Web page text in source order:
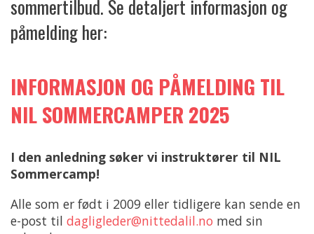
sommertilbud. Se detaljert informasjon og
påmelding her:
INFORMASJON OG PÅMELDING TIL
NIL SOMMERCAMPER 2025
I den anledning søker vi instruktører til NIL
Sommercamp!
Alle som er født i 2009 eller tidligere kan sende en
e-post til dagligleder@nittedalil.no med sin